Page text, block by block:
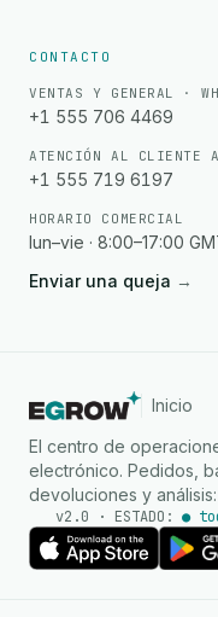
CONTACTO
VENTAS Y GENERAL ·
+1 555 706 4469
ATENCIÓN AL CLIENTE
+1 555 719 6197
HORARIO COMERCIAL
lun–vie · 8:00–17:00
Enviar una queja →
Inicio
El centro de
electrónico. Pedidos,
devoluciones y
v2.0 · ESTADO: ●